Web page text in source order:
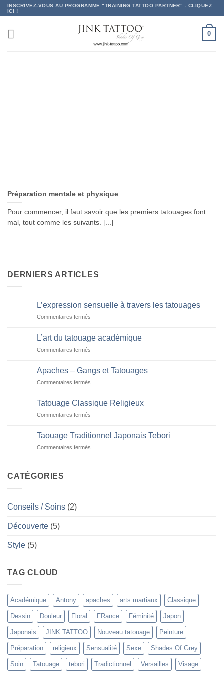
Passer
au
contenu
INSCRIVEZ-VOUS AU PROGRAMME "TRAINING TATTOO PARTNER" - CLIQUEZ
ICI !
0
Préparation mentale et physique
Pour commencer, il faut savoir que les premiers tatouages font
mal, tout comme les suivants. [...]
DERNIERS ARTICLES
L’expression sensuelle à travers les tatouages
Commentaires fermés
à
tatouages
L’art du tatouage académique
Commentaires fermés
tatouage
Apaches – Gangs et Tatouages
Commentaires fermés
–
Gangs
Tatouage Classique Religieux
Commentaires fermés
Classique
Religieux
Taouage Traditionnel Japonais Tebori
Commentaires fermés
CATÉGORIES
Conseils / Soins (2)
Découverte (5)
Style (5)
TAG CLOUD
Académique Antony apaches arts martiaux Classique
Dessin Douleur Floral FRance Féminité Japon
Japonais JINK TATTOO Nouveau tatouage Peinture
Préparation religieux Sensualité Sexe Shades Of Grey
Soin Tatouage tebori Tradictionnel Versailles Visage